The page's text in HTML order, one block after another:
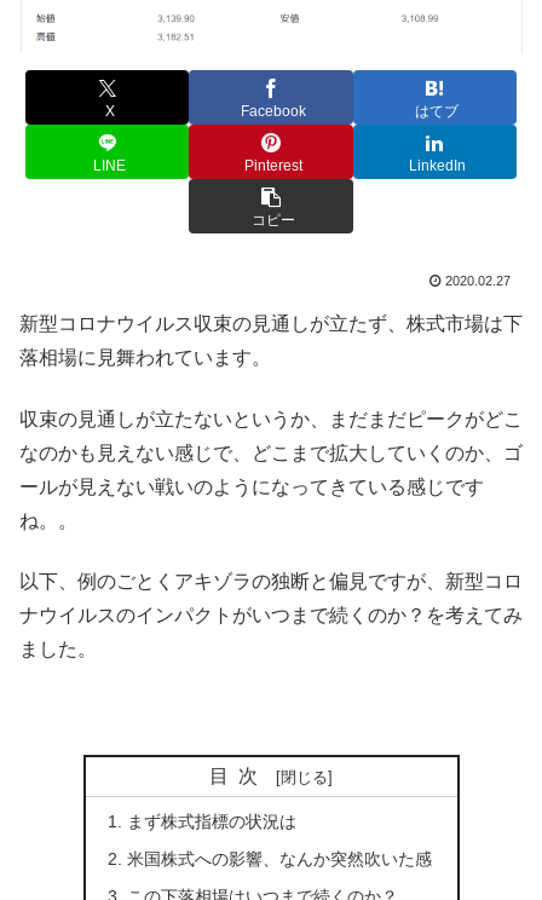
X Facebook はてブ
LINE Pinterest LinkedIn
コピー
2020.02.27
新型コロナウイルス収束の見通しが立たず、株式市場は下
落相場に見舞われています。
収束の見通しが立たないというか、まだまだピークがどこ
なのかも見えない感じで、どこまで拡大していくのか、ゴ
ールが見えない戦いのようになってきている感じです
ね。。
以下、例のごとくアキゾラの独断と偏見ですが、新型コロ
ナウイルスのインパクトがいつまで続くのか？を考えてみ
ました。
目次
まず株式指標の状況は
米国株式への影響、なんか突然吹いた感